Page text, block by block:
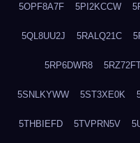
5OPF8A7F 5PI2KCCW
5QL8UU2J 5RALQ21C
5RP6DWR8
5SNLKYWW 5ST3XE0K
5THBIEFD 5TVPRN5V